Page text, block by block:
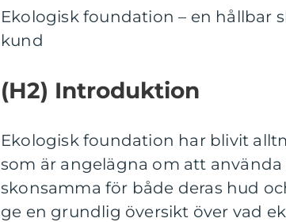
Ekologisk foundation – en hållbar
kund
(H2) Introduktion
Ekologisk foundation har blivit
som är angelägna om att
skonsamma för både deras hud
ge en grundlig översikt över vad